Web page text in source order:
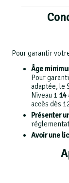
Pour garantir
Âge
Pour
adaptée, le
Niveau 1 14
accès dès
Présenter
Avoir une